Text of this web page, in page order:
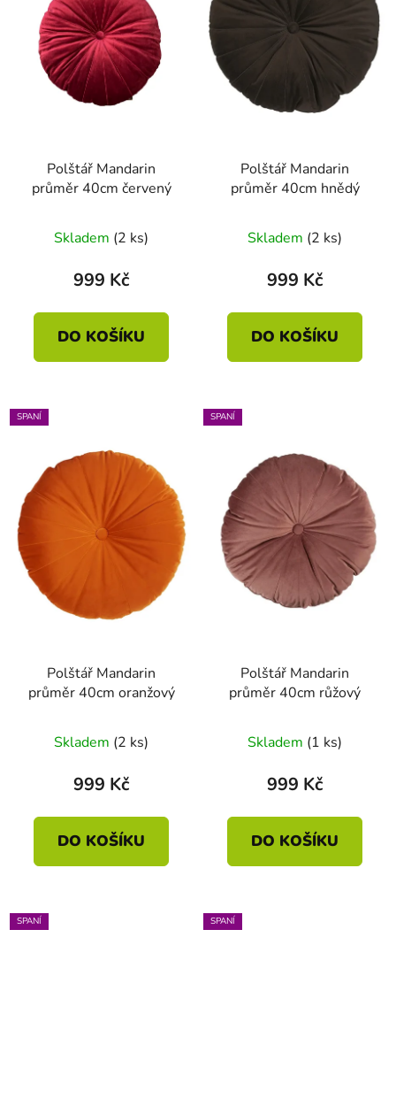
Polštář Mandarin
průměr 40cm červený
Skladem (2 ks)
999 Kč
DO KOŠÍKU
Polštář Mandarin
průměr 40cm hnědý
Skladem (2 ks)
999 Kč
DO KOŠÍKU
SPANÍ
Polštář Mandarin
průměr 40cm oranžový
Skladem (2 ks)
999 Kč
DO KOŠÍKU
SPANÍ
Polštář Mandarin
průměr 40cm růžový
Skladem (1 ks)
999 Kč
DO KOŠÍKU
SPANÍ SPANÍ